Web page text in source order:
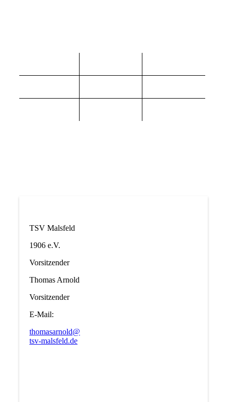
TSV Malsfeld
1906 e.V.
Vorsitzender
Thomas Arnold
Vorsitzender
E-Mail:
thomasarnold@
tsv-malsfeld.de